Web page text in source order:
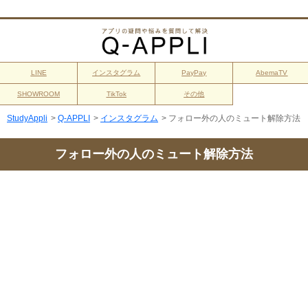
LINE インスタグラム PayPay AbemaTV
SHOWROOM TikTok その他
StudyAppli > Q-APPLI > インスタグラム > フォロー外の人のミュート解除方法
フォロー外の人のミュート解除方法